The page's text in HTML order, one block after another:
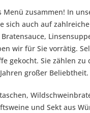
zusammen! In
auch auf
wir für Sie vorrätig.
gekocht. Sie zählen
großer Beliebtheit.
und Sekt aus